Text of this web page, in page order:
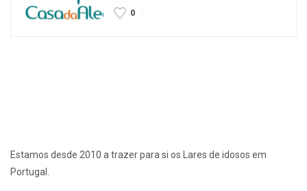
0
Estamos desde 2010 a trazer para si os Lares de idosos em
Portugal.